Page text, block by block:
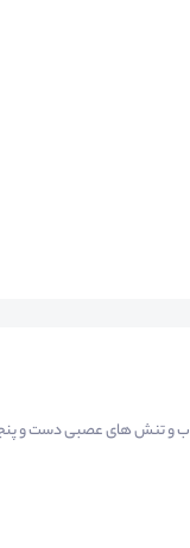
و تنش های عصبی دست و